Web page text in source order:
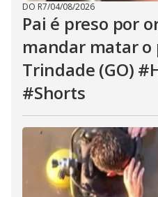
DO R7/04/08/2026
Pai é preso por
mandar matar
Trindade (GO)
#Shorts